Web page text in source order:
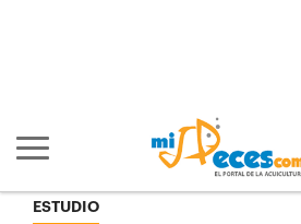
Mostrar/ocultar navegación principal
ESTUDIO